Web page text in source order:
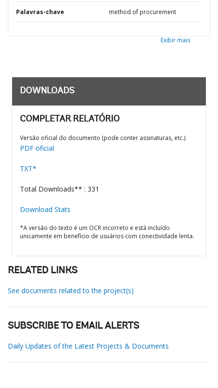
Palavras-chave method of procurement
Exibir mais
DOWNLOADS
COMPLETAR RELATÓRIO
Versão oficial do documento (pode conter assinaturas, etc.)
PDF oficial
TXT*
Total Downloads** : 331
Download Stats
*A versão do texto é um OCR incorreto e está incluído
unicamente em benefício de usuários com conectividade lenta.
RELATED LINKS
See documents related to the project(s)
SUBSCRIBE TO EMAIL ALERTS
Daily Updates of the Latest Projects & Documents